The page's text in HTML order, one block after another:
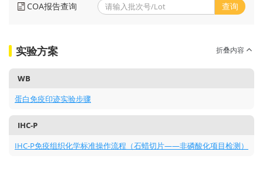
COA报告查询 查询
实验方案 折叠内容
WB
蛋白免疫印迹实验步骤
IHC-P
IHC-P免疫组织化学标准操作流程（石蜡切片——非磷酸化项目检测）